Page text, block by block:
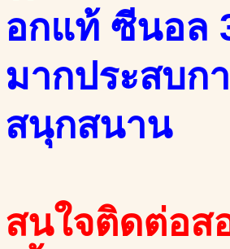
อกแท้ ซีนอล
มากประสบก
สนุกสนาน
สนใจติดต่อส